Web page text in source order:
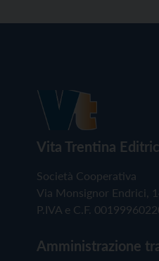
Vita Trentina
Società Cooperativa
Via Monsignor Endrici,
P.IVA e C.F.
Amministrazione